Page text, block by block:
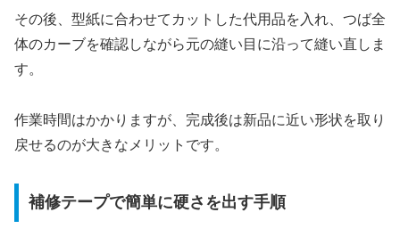
その後、型紙に合わせてカットした代用品を入れ、つば全
体のカーブを確認しながら元の縫い目に沿って縫い直しま
す。
作業時間はかかりますが、完成後は新品に近い形状を取り
戻せるのが大きなメリットです。
補修テープで簡単に硬さを出す手順